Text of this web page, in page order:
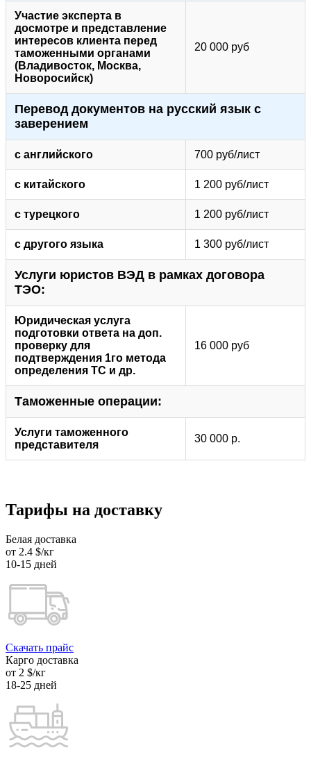
Участие эксперта в
досмотре и представление
интересов клиента перед
таможенными органами
(Владивосток, Москва,
Новоросийск)
20 000 руб
Перевод документов на русский язык с
заверением
с английского 700 руб/лист
с китайского 1 200 руб/лист
с турецкого 1 200 руб/лист
с другого языка 1 300 руб/лист
Услуги юристов ВЭД в рамках договора
ТЭО:
Юридическая услуга
подготовки ответа на доп.
проверку для
подтверждения 1го метода
определения ТС и др.
16 000 руб
Таможенные операции:
Услуги таможенного
представителя
30 000 р.
Тарифы на доставку
Белая доставка
от 2.4 $/кг
10-15 дней
Скачать прайс
Карго доставка
от 2 $/кг
18-25 дней